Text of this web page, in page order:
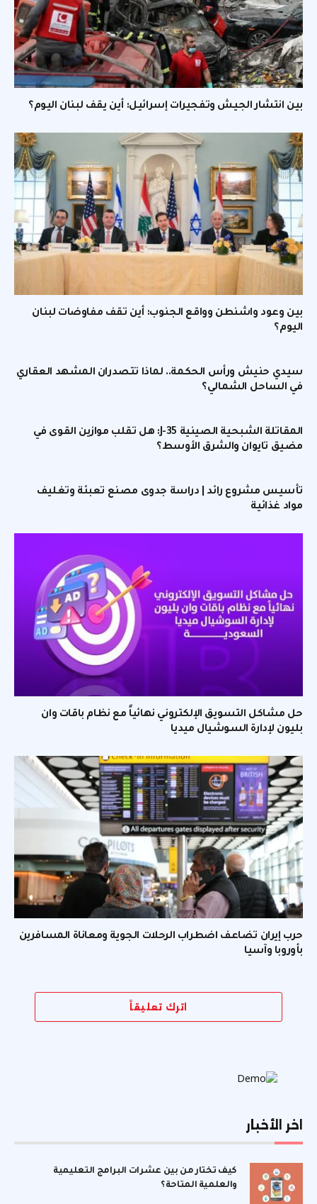
بين انتشار الجيش وتفجيرات إسرائيل: أين يقف لبنان اليوم؟
بين وعود واشنطن وواقع الجنوب: أين تقف مفاوضات لبنان
اليوم؟
سيدي حنيش ورأس الحكمة.. لماذا تتصدران المشهد العقاري
في الساحل الشمالي؟
المقاتلة الشبحية الصينية J-35: هل تقلب موازين القوى في
مضيق تايوان والشرق الأوسط؟
تأسيس مشروع رائد | دراسة جدوى مصنع تعبئة وتغليف
مواد غذائية
حل مشاكل التسويق الإلكتروني نهائياً مع نظام باقات وان
بليون لإدارة السوشيال ميديا
حرب إيران تضاعف اضطراب الرحلات الجوية ومعاناة المسافرين
بأوروبا وآسيا
اترك تعليقاً
اخر الأخبار
كيف تختار من بين عشرات البرامج التعليمية
والعلمية المتاحة؟